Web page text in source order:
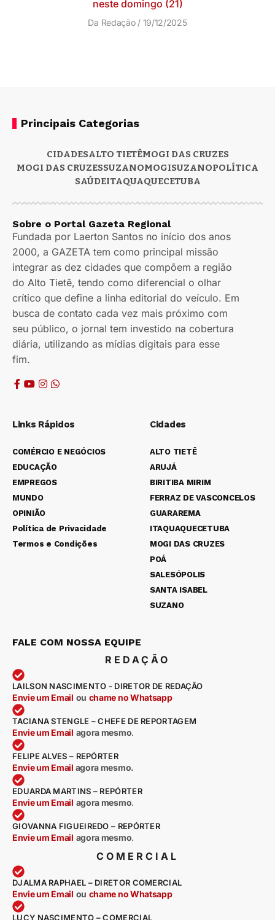
neste domingo (21)
Da Redação 19/12/2025
Principais Categorias
CIDADESALTO TIETÊMOGI DAS CRUZES
MOGI DAS CRUZESSUZANOMOGISUZANOPOLÍTICA
SAÚDEITAQUAQUECETUBA
Sobre o Portal Gazeta Regional
Fundada por Laerton Santos no início dos anos
2000, a GAZETA tem como principal missão
integrar as dez cidades que compõem a região
do Alto Tietê, tendo como diferencial o olhar
crítico que define a linha editorial do veículo. Em
busca de contato cada vez mais próximo com
seu público, o jornal tem investido na cobertura
diária, utilizando as mídias digitais para esse
fim.
Links Rápidos
COMÉRCIO E NEGÓCIOS
EDUCAÇÃO
EMPREGOS
MUNDO
OPINIÃO
Política de Privacidade
Termos e Condições
Cidades
ALTO TIETÊ
ARUJÁ
BIRITIBA MIRIM
FERRAZ DE VASCONCELOS
GUARAREMA
ITAQUAQUECETUBA
MOGI DAS CRUZES
POÁ
SALESÓPOLIS
SANTA ISABEL
SUZANO
FALE COM NOSSA EQUIPE
REDAÇÃO
LAILSON NASCIMENTO - DIRETOR DE REDAÇÃO
Envie um Email ou chame no Whatsapp
TACIANA STENGLE – CHEFE DE REPORTAGEM
Envie um Email agora mesmo.
FELIPE ALVES – REPÓRTER
Envie um Email agora mesmo.
EDUARDA MARTINS – REPÓRTER
Envie um Email agora mesmo.
GIOVANNA FIGUEIREDO – REPÓRTER
Envie um Email agora mesmo.
COMERCIAL
DJALMA RAPHAEL – DIRETOR COMERCIAL
Envie um Email ou chame no Whatsapp
LUCY NASCIMENTO – COMERCIAL